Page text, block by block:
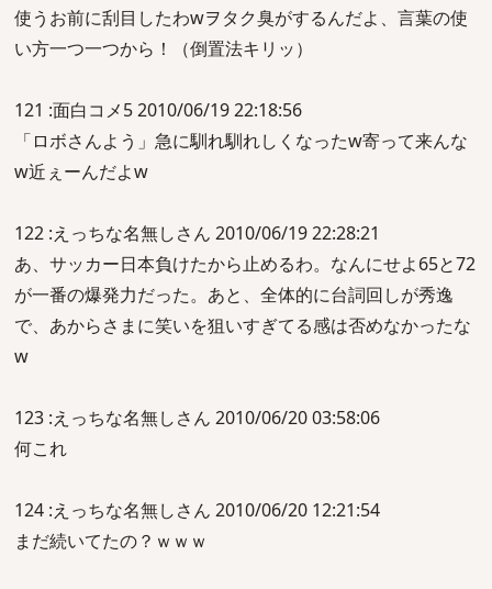
使うお前に刮目したわwヲタク臭がするんだよ、言葉の使
い方一つ一つから！（倒置法キリッ）
121 :面白コメ5 2010/06/19 22:18:56
「ロボさんよう」急に馴れ馴れしくなったw寄って来んな
w近ぇーんだよw
122 :えっちな名無しさん 2010/06/19 22:28:21
あ、サッカー日本負けたから止めるわ。なんにせよ65と72
が一番の爆発力だった。あと、全体的に台詞回しが秀逸
で、あからさまに笑いを狙いすぎてる感は否めなかったな
w
123 :えっちな名無しさん 2010/06/20 03:58:06
何これ
124 :えっちな名無しさん 2010/06/20 12:21:54
まだ続いてたの？ｗｗｗ